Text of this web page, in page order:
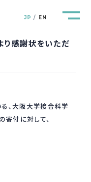
JP EN
感謝状をいただ
、大阪大学接合科学
寄付に対して、